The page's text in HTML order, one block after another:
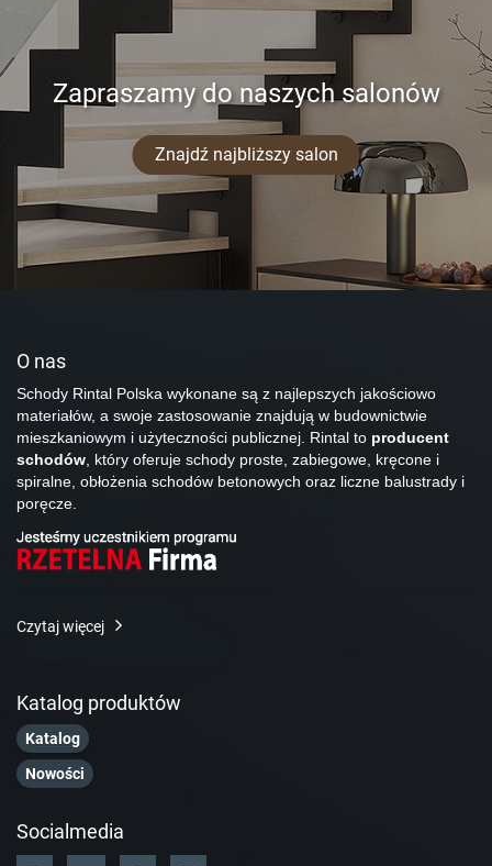
Zapraszamy do naszych salonów
Znajdź najbliższy salon
O nas
Schody Rintal Polska wykonane są z najlepszych jakościowo
materiałów, a swoje zastosowanie znajdują w budownictwie
mieszkaniowym i użyteczności publicznej. Rintal to producent
schodów, który oferuje schody proste, zabiegowe, kręcone i
spiralne, obłożenia schodów betonowych oraz liczne balustrady i
poręcze.
Czytaj więcej
Katalog produktów
Katalog
Nowości
Socialmedia